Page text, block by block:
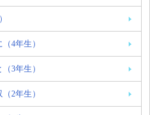
4年生）
3年生）
2年生）